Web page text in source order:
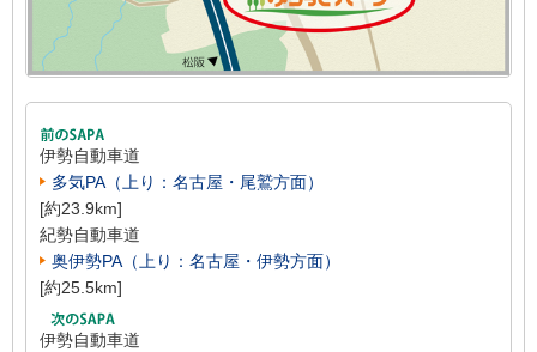
伊勢自動車道
多気PA（上り：名古屋・尾鷲方面）
[約23.9km]
紀勢自動車道
奥伊勢PA（上り：名古屋・伊勢方面）
[約25.5km]
伊勢自動車道